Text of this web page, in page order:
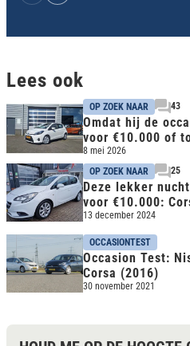
Lees ook
OP ZOEK NAAR 43
Omdat hij de
voor €10.000 of
8 mei 2026
OP ZOEK NAAR
25
Deze lekker
voor €10.000:
13 december 2024
OCCASIONTEST
Occasion Test:
Corsa (2016)
30 november 2021